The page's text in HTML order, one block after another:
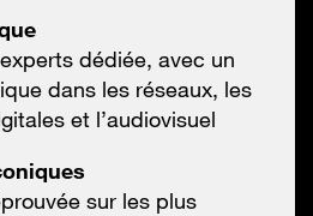
dédiée, avec un
dans les réseaux, les
et l’audiovisuel
sur les plus